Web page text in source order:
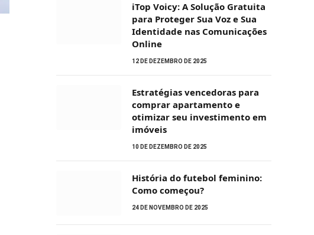
iTop Voicy: A Solução Gratuita
para Proteger Sua Voz e Sua
Identidade nas Comunicações
Online
12 DE DEZEMBRO DE 2025
Estratégias vencedoras para
comprar apartamento e
otimizar seu investimento em
imóveis
10 DE DEZEMBRO DE 2025
História do futebol feminino:
Como começou?
24 DE NOVEMBRO DE 2025